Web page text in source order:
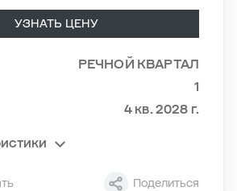
УЗНАТЬ ЦЕНУ
РЕЧНОЙ КВАРТАЛ
1
4 кв. 2028 г.
2
Поделиться